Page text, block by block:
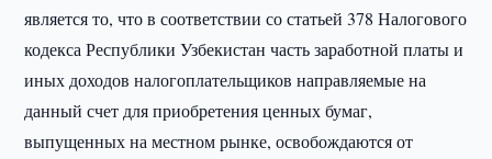
является то, что в соответствии со статьей 378 Налогового
кодекса Республики Узбекистан часть заработной платы и
иных доходов налогоплательщиков направляемые на
данный счет для приобретения ценных бумаг,
выпущенных на местном рынке, освобождаются от